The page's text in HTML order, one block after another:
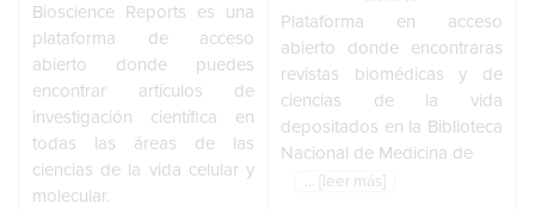
Bioscience Reports es una
plataforma de acceso
abierto donde puedes
encontrar artículos de
investigación científica en
todas las áreas de las
ciencias de la vida celular y
molecular.
Plataforma en acceso
abierto donde encontraras
revistas biomédicas y de
ciencias de la vida
depositados en la Biblioteca
Nacional de Medicina de
... [leer más]